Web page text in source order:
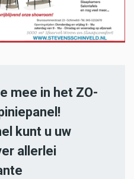
mee in het ZO-
kunt u uw
allerlei